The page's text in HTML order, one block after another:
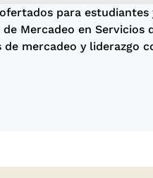
para estudiantes
Mercadeo en Servicios
mercadeo y liderazgo